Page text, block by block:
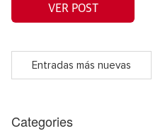
VER POST
Entradas más nuevas
Categories